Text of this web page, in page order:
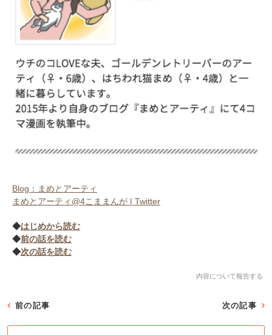
Blog：まめとアーティ
まめとアーティ@4こままんが | Twitter
◆はじめから読む
◆前の話を読む
◆次の話を読む
内容について報告する
前の記事 次の記事
アプリをダウンロードする